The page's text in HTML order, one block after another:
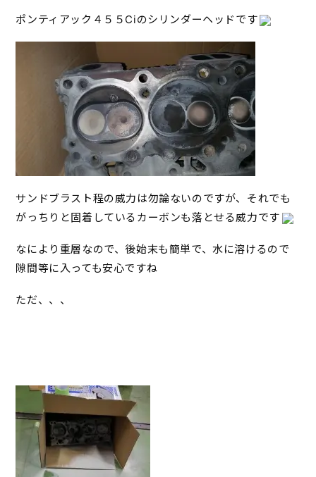
ポンティアック４５５Ciのシリンダーヘッドです
サンドブラスト程の威力は勿論ないのですが、それでも
がっちりと固着しているカーボンも落とせる威力です
なにより重層なので、後始末も簡単で、水に溶けるので
隙間等に入っても安心ですね
ただ、、、